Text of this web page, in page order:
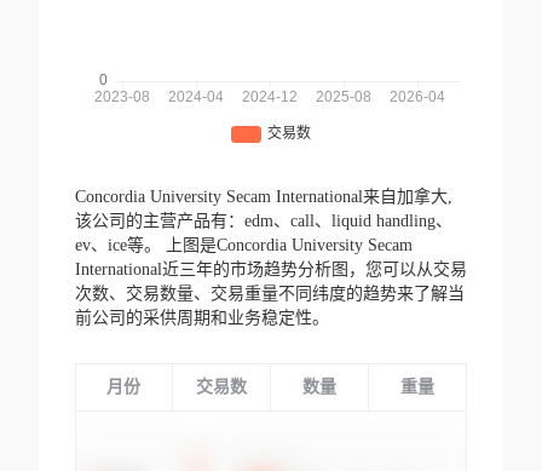
Concordia University Secam International来自加拿大,
该公司的主营产品有：edm、call、liquid handling、
ev、ice等。
上图是Concordia University Secam
International近三年的市场趋势分析图，您可以从交易
次数、交易数量、交易重量不同纬度的趋势来了解当
前公司的采供周期和业务稳定性。
月份 交易数 数量 重量